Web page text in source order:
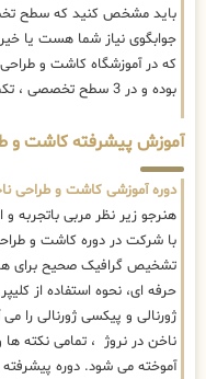
باید مشخص کنید که سطح
جوابگوی نیاز شما هست یا
که در آموزشگاه کاشت و
بوده و در 3 سطح تخصصی ، تکمیلی ، مربیگری برگزار میشوند.
آموزش پیشرفته کاشت و
دوره آموزشی کاشت و طراحی
هنرجو زیر نظر مربی باتجربه
با شرکت در دوره کاشت و
تشخیص گرافیک صحیح برای
حرفه ای، نحوه استفاده از
ژورنالی و پیکسی ژورنالی را
ناخن در نروژ ، تمامی نکته
آموخته می شود. دوره